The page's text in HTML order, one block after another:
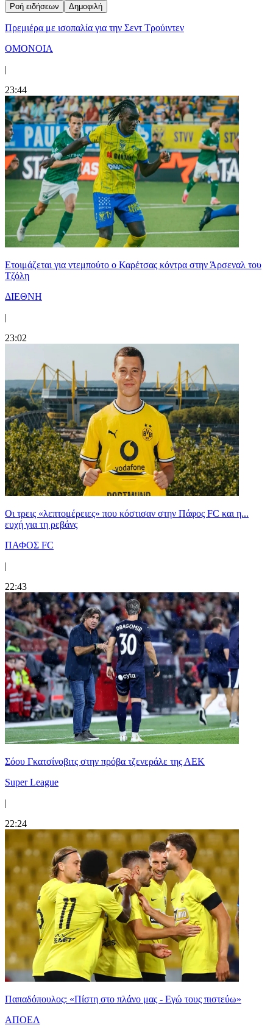
Ροή ειδήσεων Δημοφιλή
Πρεμιέρα με ισοπαλία για την Σεντ Τρούιντεν
ΟΜΟΝΟΙΑ
|
23:44
Ετοιμάζεται για ντεμπούτο ο Καρέτσας κόντρα στην Άρσεναλ του
Τζόλη
ΔΙΕΘΝΗ
|
23:02
Οι τρεις «λεπτομέρειες» που κόστισαν στην Πάφος FC και η...
ευχή για τη ρεβάνς
ΠΑΦΟΣ FC
|
22:43
Σόου Γκατσίνοβιτς στην πρόβα τζενεράλε της ΑΕΚ
Super League
|
22:24
Παπαδόπουλος: «Πίστη στο πλάνο μας - Εγώ τους πιστεύω»
ΑΠΟΕΛ